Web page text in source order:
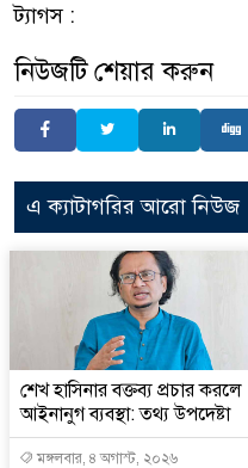
ট্যাগস :
নিউজটি শেয়ার করুন
এ ক্যাটাগরির আরো নিউজ
শেখ হাসিনার বক্তব্য প্রচার করলে
আইনানুগ ব্যবস্থা: তথ্য উপদেষ্টা
মঙ্গলবার, ৪ অগাস্ট, ২০২৬